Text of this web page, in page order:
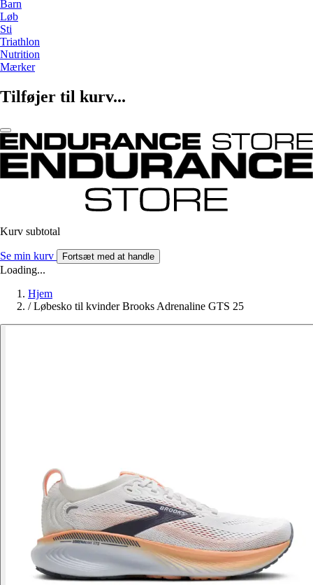
Barn
Løb
Sti
Triathlon
Nutrition
Mærker
Tilføjer til kurv...
Kurv subtotal
Se min kurv Fortsæt med at handle
Loading...
Hjem
/ Løbesko til kvinder Brooks Adrenaline GTS 25